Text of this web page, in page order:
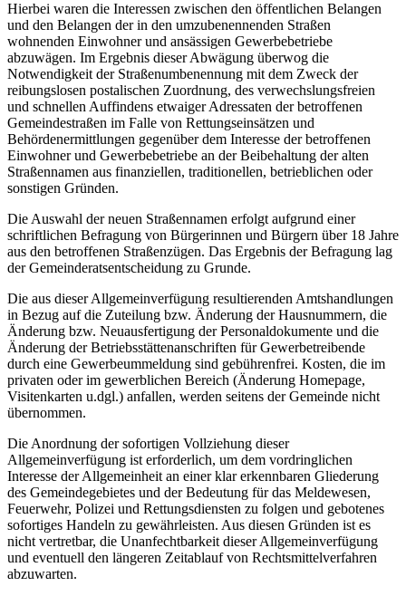
Hierbei waren die Interessen zwischen den öffentlichen Belangen
und den Belangen der in den umzubenennenden Straßen
wohnenden Einwohner und ansässigen Gewerbebetriebe
abzuwägen. Im Ergebnis dieser Abwägung überwog die
Notwendigkeit der Straßenumbenennung mit dem Zweck der
reibungslosen postalischen Zuordnung, des verwechslungsfreien
und schnellen Auffindens etwaiger Adressaten der betroffenen
Gemeindestraßen im Falle von Rettungseinsätzen und
Behördenermittlungen gegenüber dem Interesse der betroffenen
Einwohner und Gewerbebetriebe an der Beibehaltung der alten
Straßennamen aus finanziellen, traditionellen, betrieblichen oder
sonstigen Gründen.
Die Auswahl der neuen Straßennamen erfolgt aufgrund einer
schriftlichen Befragung von Bürgerinnen und Bürgern über 18 Jahre
aus den betroffenen Straßenzügen. Das Ergebnis der Befragung lag
der Gemeinderatsentscheidung zu Grunde.
Die aus dieser Allgemeinverfügung resultierenden Amtshandlungen
in Bezug auf die Zuteilung bzw. Änderung der Hausnummern, die
Änderung bzw. Neuausfertigung der Personaldokumente und die
Änderung der Betriebsstättenanschriften für Gewerbetreibende
durch eine Gewerbeummeldung sind gebührenfrei. Kosten, die im
privaten oder im gewerblichen Bereich (Änderung Homepage,
Visitenkarten u.dgl.) anfallen, werden seitens der Gemeinde nicht
übernommen.
Die Anordnung der sofortigen Vollziehung dieser
Allgemeinverfügung ist erforderlich, um dem vordringlichen
Interesse der Allgemeinheit an einer klar erkennbaren Gliederung
des Gemeindegebietes und der Bedeutung für das Meldewesen,
Feuerwehr, Polizei und Rettungsdiensten zu folgen und gebotenes
sofortiges Handeln zu gewährleisten. Aus diesen Gründen ist es
nicht vertretbar, die Unanfechtbarkeit dieser Allgemeinverfügung
und eventuell den längeren Zeitablauf von Rechtsmittelverfahren
abzuwarten.